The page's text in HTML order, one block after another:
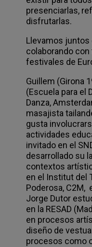
presenciarlas,
disfrutarlas.
Llevamos juntos
colaborando
festivales de
Guillem (Girona
(Escuela para el
Danza,
masajista
gusta
actividades
invitado en el
desarrollado su
contextos
en el Institut del
Poderosa, C2M,
Jorge Dutor
en la RESAD
en procesos
diseño de
procesos como